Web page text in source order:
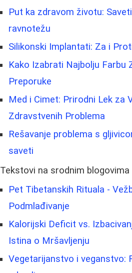
Put ka zdravom životu:
ravnotežu
Silikonski Implantati: Za i
Kako Izabrati Najbolju Farbu
Preporuke
Med i Cimet: Prirodni Lek za
Zdravstvenih Problema
Rešavanje problema s
saveti
Tekstovi na srodnim blogovima
Pet Tibetanskih Rituala -
Podmlađivanje
Kalorijski Deficit vs.
Istina o Mršavljenju
Vegetarijanstvo i veganstvo: